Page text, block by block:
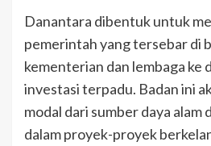
Danantara dibentuk untuk
pemerintah yang tersebar di
kementerian dan lembaga ke
investasi terpadu. Badan ini
modal dari sumber daya alam
dalam proyek-proyek